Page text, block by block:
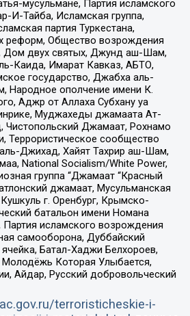
мусульмане, Партия исламского
И-Тайба, Исламская группа,
партия Туркестана,
реформ, Общество возрождения
Дом двух святых, Джунд аш-Шам,
Каида, Имарат Кавказ, АБТО,
государство, Джабха аль-
Народное ополчение имени К.
Аджр от Аллаха Субхану уа
Муджахеды джамаата Ат-
Чистопольский Джамаат, Рохнамо
Террористическое сообщество
Джихад, Хайят Тахрир аш-Шам,
National Socialism/White Power,
группа “Джамаат “Красный
джамаат, Мусульманская
Кушкуль г. Оренбург, Крымско-
батальон имени Номана
исламского возрождения
самооборона, Дуббайский
Батал-Хаджи Белхороев,
Которая Улыбается,
Айдар, Русский добровольческий
terroristicheskie-i-